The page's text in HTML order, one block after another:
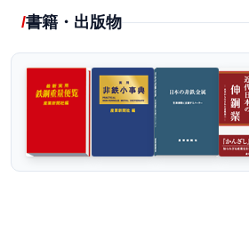
書籍・出版物